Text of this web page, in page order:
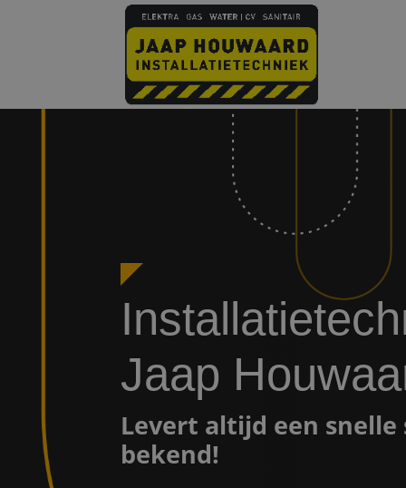
Jaap
Levert altijd een snelle
bekend!